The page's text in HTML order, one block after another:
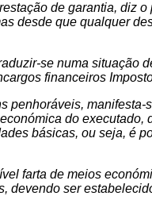
de garantia, diz
desde que qualquer
se numa situação
financeiros
manifesta-
do executado,
básicas, ou seja, é
farta de meios
devendo ser